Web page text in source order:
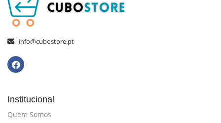
info@cubostore.pt
Institucional
Quem Somos